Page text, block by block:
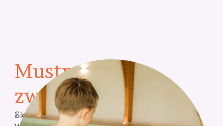
Mustmove
zwemlessen
Sla je schoolslag!